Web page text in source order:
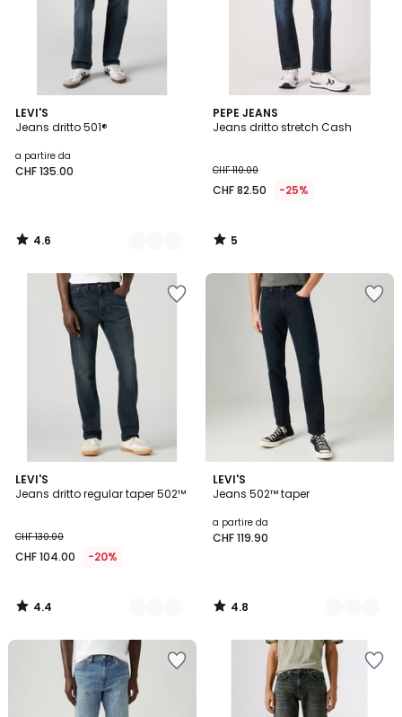
LEVI'S
Jeans dritto 501®
a partire da
CHF 135.00
4.6
/ 5
2
Colori
4.6
/
PEPE JEANS
Jeans dritto stretch Cash
CHF 110.00
CHF 82.50 -25%
5
/
5
/
LEVI'S
Jeans dritto regular taper 502™
CHF 130.00
CHF 104.00 -20%
4.4
/ 5
2
Colori
4.4
/
LEVI'S
Jeans 502™ taper
a partire da
CHF 119.90
4.8
/ 5
2
Colori
4.8
/